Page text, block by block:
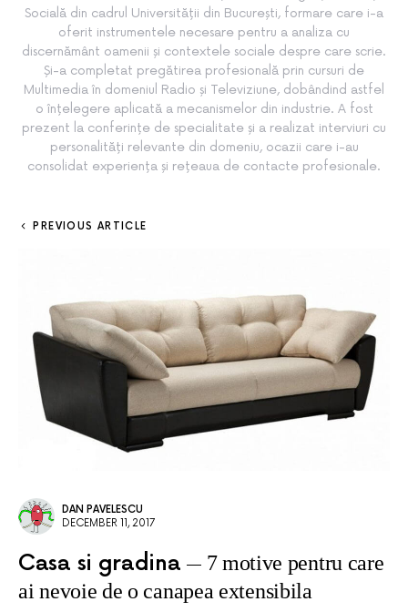
Socială din cadrul Universității din București, formare care i-a
oferit instrumentele necesare pentru a analiza cu
discernământ oamenii și contextele sociale despre care scrie.
Și-a completat pregătirea profesională prin cursuri de
Multimedia în domeniul Radio și Televiziune, dobândind astfel
o înțelegere aplicată a mecanismelor din industrie. A fost
prezent la conferințe de specialitate și a realizat interviuri cu
personalități relevante din domeniu, ocazii care i-au
consolidat experiența și rețeaua de contacte profesionale.
PREVIOUS ARTICLE
DAN PAVELESCU
DECEMBER 11, 2017
Casa si gradina
7 motive pentru care
ai nevoie de o canapea extensibila